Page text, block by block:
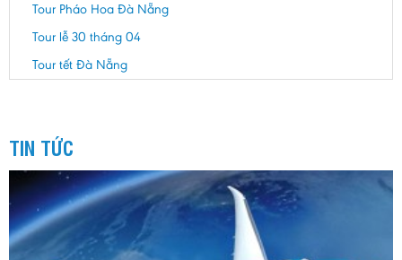
Tour Pháo Hoa Đà Nẵng
Tour lễ 30 tháng 04
Tour tết Đà Nẵng
TIN TỨC